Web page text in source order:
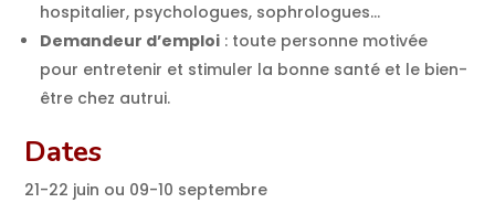
hospitalier, psychologues, sophrologues…
Demandeur d’emploi : toute personne motivée
pour entretenir et stimuler la bonne santé et le bien-
être chez autrui.
Dates
21-22 juin ou 09-10 septembre